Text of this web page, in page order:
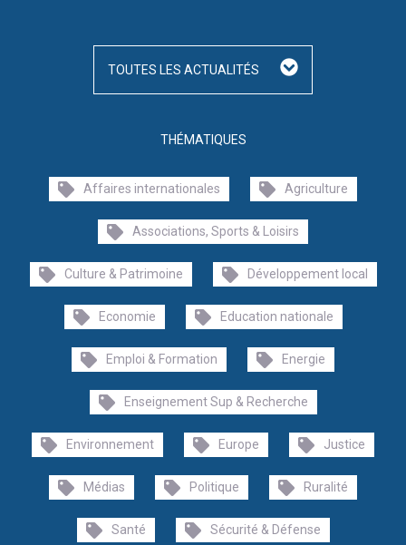
THÉMATIQUES
Affaires internationales Agriculture
Associations, Sports & Loisirs
Culture & Patrimoine Développement local
Economie Education nationale
Emploi & Formation Energie
Enseignement Sup & Recherche
Environnement Europe Justice
Médias Politique Ruralité
Santé Sécurité & Défense
TOUTES LES ACTUALITÉS